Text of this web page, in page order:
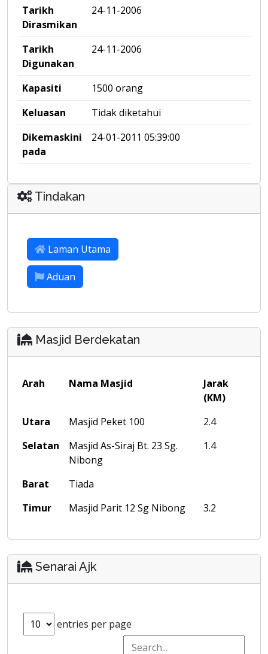
Tarikh
Dirasmikan
24-11-2006
Tarikh
Digunakan
24-11-2006
Kapasiti
1500 orang
Keluasan
Tidak diketahui
Dikemaskini
pada
24-01-2011 05:39:00
Tindakan
Laman Utama
Aduan
Masjid Berdekatan
Arah Nama Masjid
Jarak
(KM)
Utara
Masjid Peket 100
2.4
Selatan
Masjid As-Siraj Bt. 23 Sg.
Nibong
1.4
Barat
Tiada
Timur
Masjid Parit 12 Sg Nibong 3.2
Senarai Ajk
entries per page